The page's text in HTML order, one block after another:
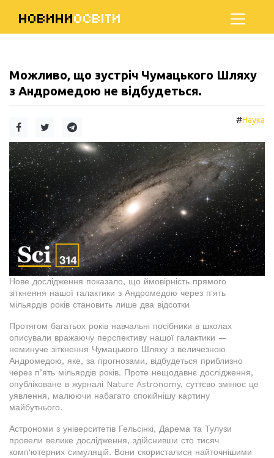
НОВИНИОСВІТИ
Можливо, що зустріч Чумацького Шляху
з Андромедою не відбудеться.
#Наука
Нове дослідження показало, що ймовірність прямого
зіткнення нашої галактики з Андромедою через п'ять
мільярдів років становить лише два відсотки
Протягом багатьох років навчальні посібники в школах
описували вражаючу перспективу нашої галактики —
неминуче зіткнення Чумацького Шляху з величезною
Андромедою, яке, за прогнозами, відбудеться приблизно
через п’ять мільярдів років. Проте нещодавнє дослідження,
опубліковане в журналі Nature Astronomy, суттєво змінює це
уявлення, малюючи набагато спокійнішу картину
майбутнього.
Астрономи з університетів Гельсінкі, Дарема та Тулузи
провели велике дослідження, здійснивши сто тисяч
комп'ютерних симуляцій. Вони скористалися найточнішими